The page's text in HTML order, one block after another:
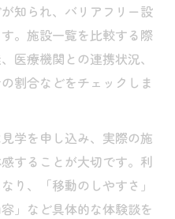
知られ、バリアフリー設
。施設一覧を比較する際
医療機関との連携状況、
割合などをチェックしま
学を申し込み、実際の施
することが大切です。利
り、「移動のしやすさ」
」など具体的な体験談を